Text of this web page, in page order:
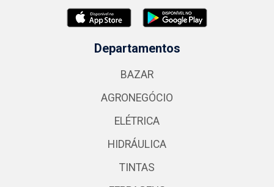
Departamentos
BAZAR
AGRONEGÓCIO
ELÉTRICA
HIDRÁULICA
TINTAS